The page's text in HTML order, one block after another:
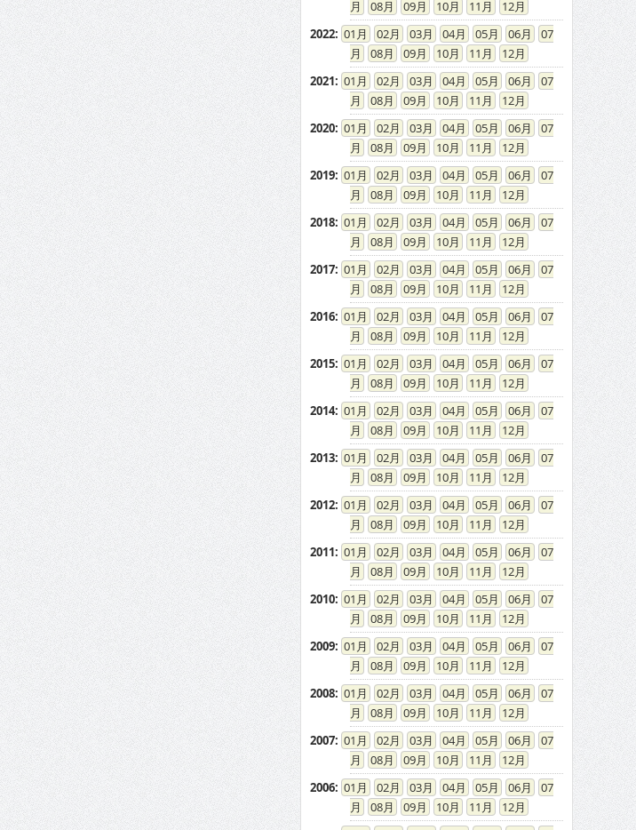
08
09 10 11
12
2022: 01 02 03 04 05 06
07
08
09 10 11
12
2021: 01 02 03 04 05 06
07
08
09 10 11
12
2020: 01 02 03 04 05 06
07
08
09 10 11
12
2019: 01 02 03 04 05 06
07
08
09 10 11
12
2018: 01 02 03 04 05 06
07
08
09 10 11
12
2017: 01 02 03 04 05 06
07
08
09 10 11
12
2016: 01 02 03 04 05 06
07
08
09 10 11
12
2015: 01 02 03 04 05 06
07
08
09 10 11
12
2014: 01 02 03 04 05 06
07
08
09 10 11
12
2013: 01 02 03 04 05 06
07
08
09 10 11
12
2012: 01 02 03 04 05 06
07
08
09 10 11
12
2011: 01 02 03 04 05 06
07
08
09 10 11
12
2010: 01 02 03 04 05 06
07
08
09 10 11
12
2009: 01 02 03 04 05 06
07
08
09 10 11
12
2008: 01 02 03 04 05 06
07
08
09 10 11
12
2007: 01 02 03 04 05 06
07
08
09 10 11
12
2006: 01 02 03 04 05 06
07
08
09 10 11
12